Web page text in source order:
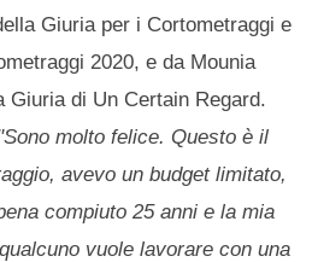
Giuria per i Cortometraggi e
2020, e da Mounia
Giuria di Un Certain Regard.
molto felice. Questo è il
avevo un budget limitato,
compiuto 25 anni e la mia
vuole lavorare con una